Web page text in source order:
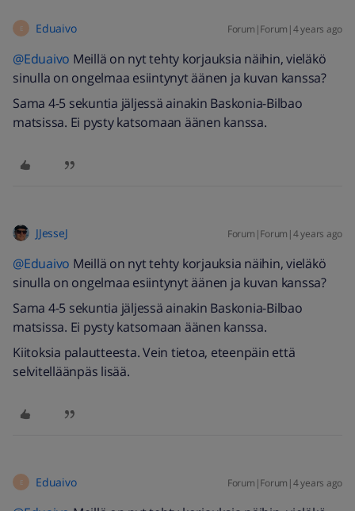
E Eduaivo Forum|Forum|4 years ago
@Eduaivo Meillä on nyt tehty korjauksia näihin, vieläkö
sinulla on ongelmaa esiintynyt äänen ja kuvan kanssa?
Sama 4-5 sekuntia jäljessä ainakin Baskonia-Bilbao
matsissa. Ei pysty katsomaan äänen kanssa.
JJesseJ Forum|Forum|4 years ago
@Eduaivo Meillä on nyt tehty korjauksia näihin, vieläkö
sinulla on ongelmaa esiintynyt äänen ja kuvan kanssa?
Sama 4-5 sekuntia jäljessä ainakin Baskonia-Bilbao
matsissa. Ei pysty katsomaan äänen kanssa.
Kiitoksia palautteesta. Vein tietoa, eteenpäin että
selvitelläänpäs lisää.
E Eduaivo Forum|Forum|4 years ago